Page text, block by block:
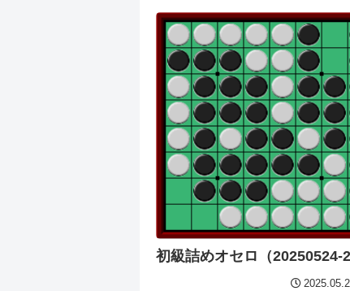
初級詰めオセロ（20250524-2